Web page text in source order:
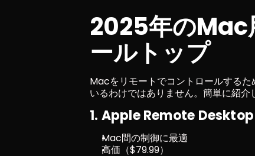
2025年のMac
ールトップ
Macをリモートでコントロールする
いるわけではありません。簡単に紹介
1. Apple Remote
Mac間の制御に最適
高価（$79.99）